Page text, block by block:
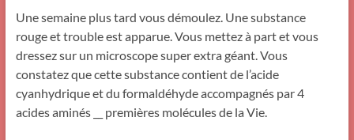
Une semaine plus tard vous démoulez. Une substance
rouge et trouble est apparue. Vous mettez à part et vous
dressez sur un microscope super extra géant. Vous
constatez que cette substance contient de l’acide
cyanhydrique et du formaldéhyde accompagnés par 4
acides aminés __ premières molécules de la Vie.